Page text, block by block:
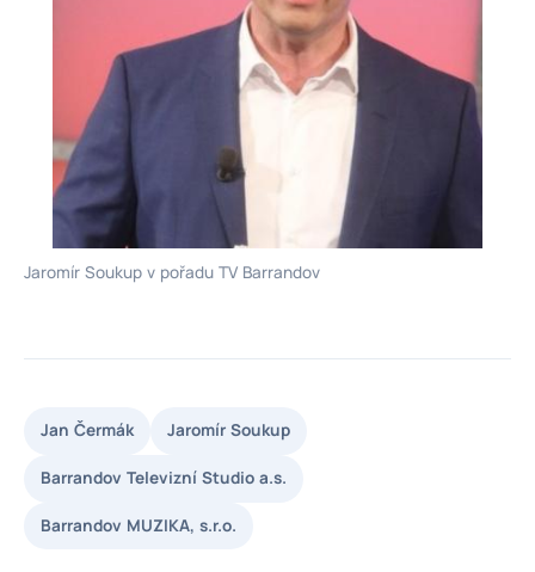
Jaromír Soukup v pořadu TV Barrandov
Jan Čermák Jaromír Soukup
Barrandov Televizní Studio a.s.
Barrandov MUZIKA, s.r.o.